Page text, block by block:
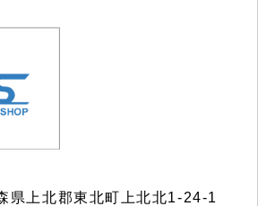
上北郡東北町上北北1-24-1